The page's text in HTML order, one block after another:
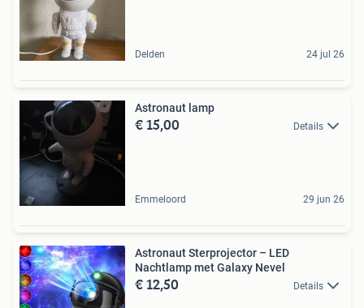
Delden 24 jul 26
Astronaut lamp
€ 15,00 Details
Emmeloord 29 jun 26
Astronaut Sterprojector – LED
Nachtlamp met Galaxy Nevel
€ 12,50 Details